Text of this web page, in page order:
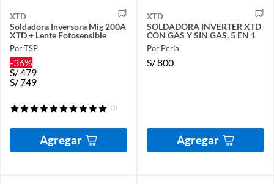
XTD
Soldadora Inversora Mig 200A
XTD + Lente Fotosensible
Por TSP
-36%
S/479
S/749
(1)
Agregar
XTD
SOLDADORA INVERTER XTD
CON GAS Y SIN GAS, 5 EN 1
Por Perla
S/800
Agregar